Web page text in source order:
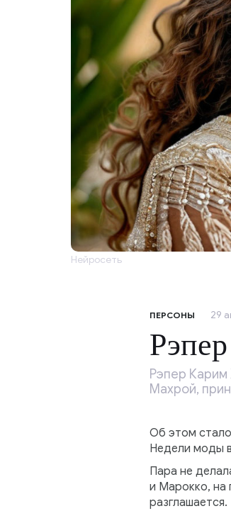
Нейросеть
ПЕРСОНЫ 29
Рэпер
Махрой,
Об этом
Недели моды
Пара не
и Марокко, на
разглашается.